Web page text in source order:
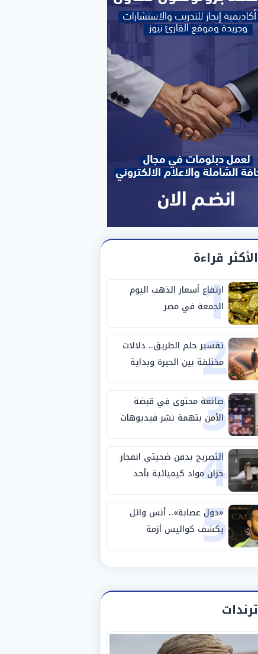
الأكثر قراءة
1
ارتفاع أسعار الذهب اليوم
الجمعة في مصر
2
تفسير حلم الطريق.. دلالات
مختلفة بين الحيرة وبداية
مرحلة جديدة
3
صانعة محتوى في قبضة
الأمن بتهمة نشر فيديوهات
خادشة للحياء
4
التصريح بدفن ضحيتي انفجار
خزان مواد كيميائية بأحد
مصانع الفيوم
5
«دول عصابة».. أنس وائل
يكشف كواليس أزمة
استبعاده المفاجئ من
ترندات